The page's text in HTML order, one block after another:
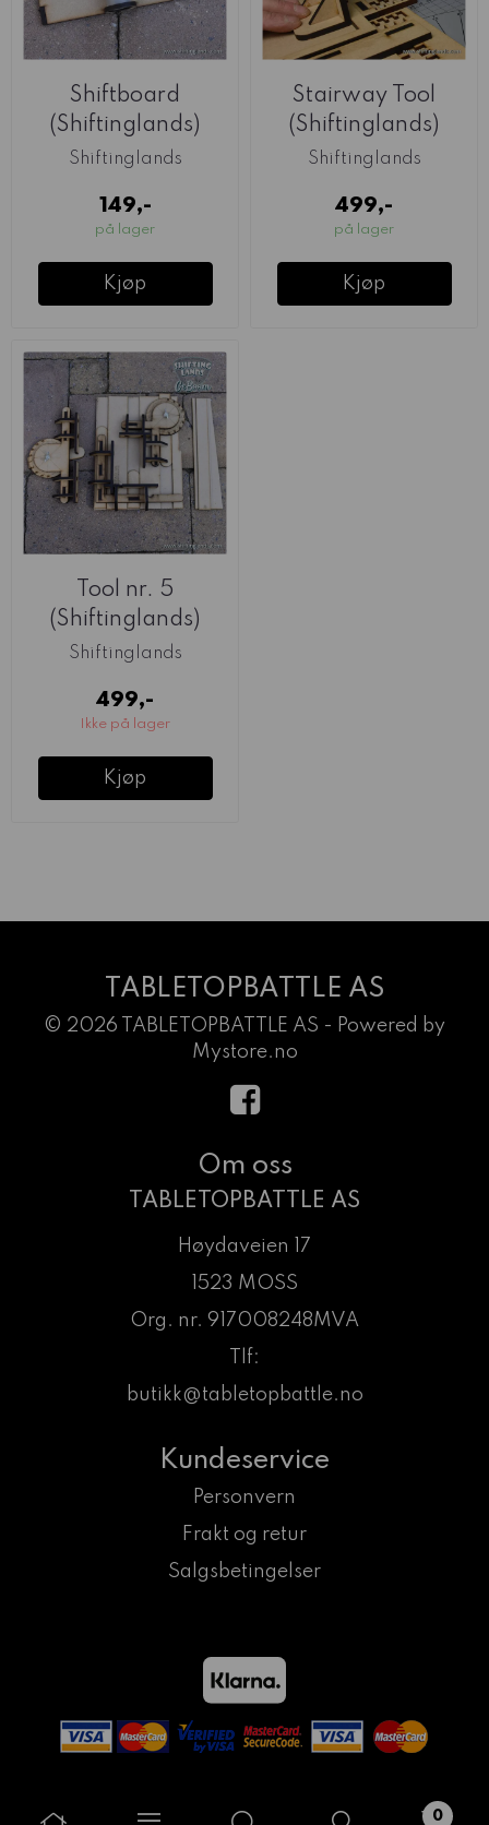
0
Shiftboard
(Shiftinglands)
Shiftinglands
149,-
på lager
Kjøp
Stairway Tool
(Shiftinglands)
Shiftinglands
499,-
på lager
Kjøp
Tool nr. 5
(Shiftinglands)
Shiftinglands
499,-
Ikke på lager
Kjøp
TABLETOPBATTLE AS
© 2026 TABLETOPBATTLE AS - Powered by
Mystore.no
Om oss
TABLETOPBATTLE AS
Høydaveien 17
1523 MOSS
Org. nr. 917008248MVA
Tlf:
butikk@tabletopbattle.no
Kundeservice
Personvern
Frakt og retur
Salgsbetingelser